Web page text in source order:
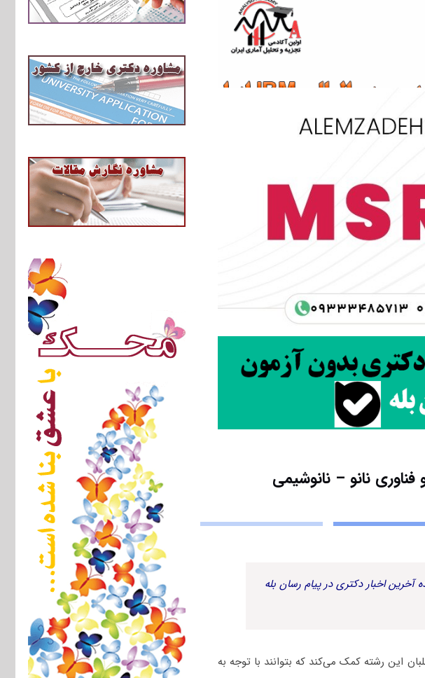
فناوری نانو – نانوشیمی
آخرین اخبار دکتری در پیام رسان بله
این رشته کمک می‌کند که بتوانند با توجه به